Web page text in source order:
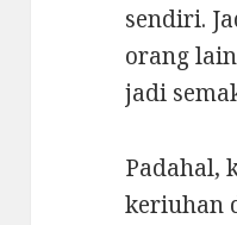
sendiri.
orang
jadi
Padahal,
keriuhan